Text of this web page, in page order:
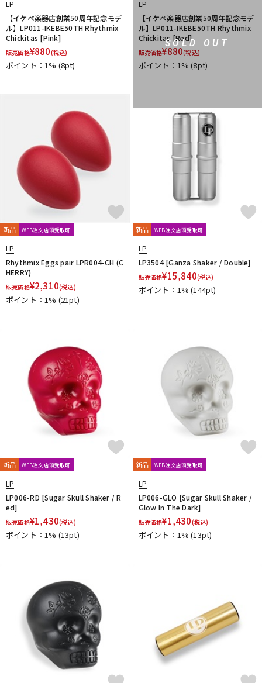
LP
【イケベ楽器店創業50周年記念モデ
ル】LP011-IKEBE50TH Rhythmix
Chickitas [Pink]
販売価格¥880(税込)
ポイント：1% (8pt)
SOLD OUT
LP
【イケベ楽器店創業50周年記念モデ
ル】LP011-IKEBE50TH Rhythmix
Chickitas [Red]
販売価格¥880(税込)
ポイント：1%(8pt)
新品 WEB注文店頭受取可
LP
Rhythmix Eggs pair LPR004-CH (C
HERRY)
販売価格¥2,310(税込)
ポイント：1% (21pt)
新品 WEB注文店頭受取可
LP
LP3504 [Ganza Shaker / Double]
販売価格¥15,840(税込)
ポイント：1%(144pt)
新品 WEB注文店頭受取可
LP
LP006-RD [Sugar Skull Shaker / R
ed]
販売価格¥1,430(税込)
ポイント：1% (13pt)
新品 WEB注文店頭受取可
LP
LP006-GLO [Sugar Skull Shaker /
Glow In The Dark]
販売価格¥1,430(税込)
ポイント：1%(13pt)